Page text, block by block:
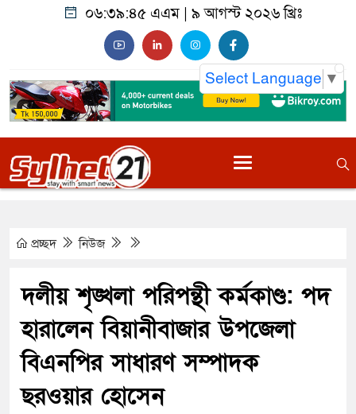
০৬:৩৯:৪৬ এএম| ৯ আগস্ট ২০২৬ খ্রিঃ
Select Language ▼
প্রচ্ছদ নিউজ
দলীয় শৃঙ্খলা পরিপন্থী কর্মকাণ্ড: পদ
হারালেন বিয়ানীবাজার উপজেলা
বিএনপির সাধারণ সম্পাদক
ছরওয়ার হোসেন